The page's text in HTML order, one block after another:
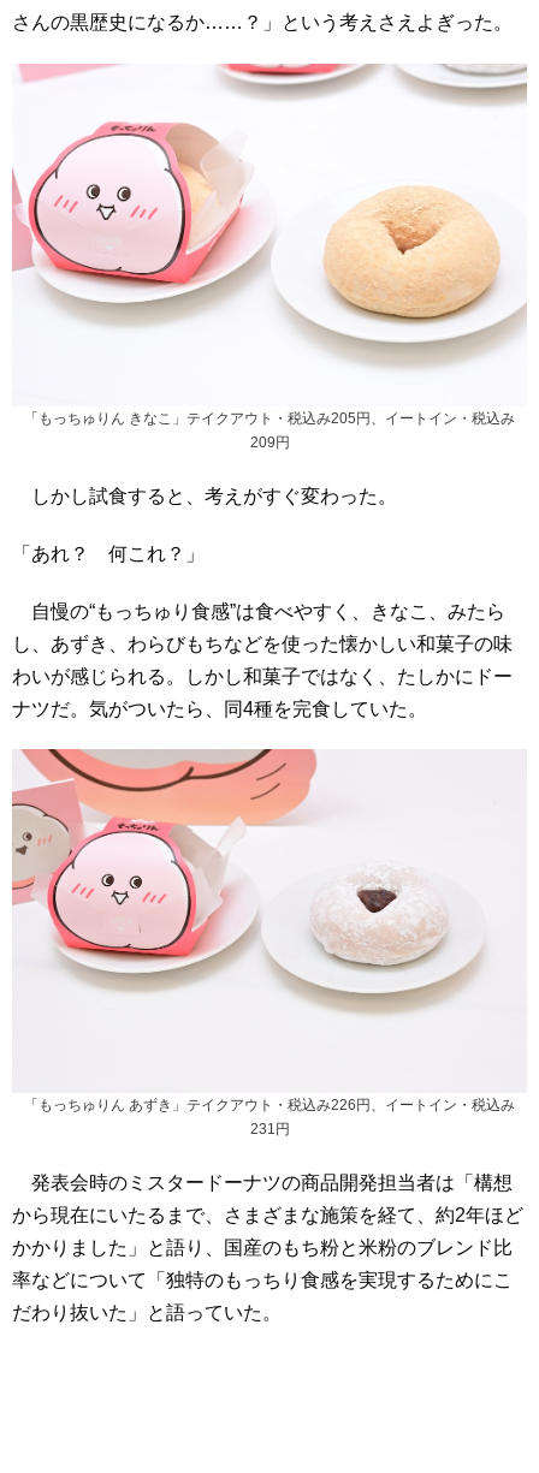
さんの黒歴史になるか……？」という考えさえよぎった。
「もっちゅりん きなこ」テイクアウト・税込み205円、イートイン・税込み
209円
しかし試食すると、考えがすぐ変わった。
「あれ？ 何これ？」
自慢の“もっちゅり食感”は食べやすく、きなこ、みたら
し、あずき、わらびもちなどを使った懐かしい和菓子の味
わいが感じられる。しかし和菓子ではなく、たしかにドー
ナツだ。気がついたら、同4種を完食していた。
「もっちゅりん あずき」テイクアウト・税込み226円、イートイン・税込み
231円
発表会時のミスタードーナツの商品開発担当者は「構想
から現在にいたるまで、さまざまな施策を経て、約2年ほど
かかりました」と語り、国産のもち粉と米粉のブレンド比
率などについて「独特のもっちり食感を実現するためにこ
だわり抜いた」と語っていた。